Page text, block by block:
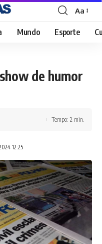
Font
Resizer
Aa
Mundo Esporte
de humor
12:25
Tempo: 2 min.